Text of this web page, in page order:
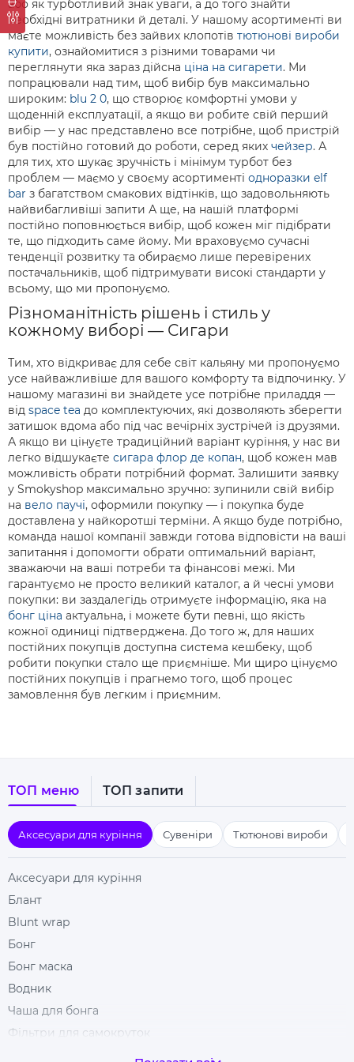
або як турботливий знак уваги, а до того знайти
необхідні витратники й деталі. У нашому асортименті ви
маєте можливість без зайвих клопотів тютюнові вироби
купити, ознайомитися з різними товарами чи
переглянути яка зараз дійсна ціна на сигарети. Ми
попрацювали над тим, щоб вибір був максимально
широким: blu 2 0, що створює комфортні умови у
щоденній експлуатації, а якщо ви робите свій перший
вибір — у нас представлено все потрібне, щоб пристрій
був постійно готовий до роботи, серед яких чейзер. А
для тих, хто шукає зручність і мінімум турбот без
проблем — маємо у своєму асортименті одноразки elf
bar з багатством смакових відтінків, що задовольняють
найвибагливіші запити А ще, на нашій платформі
постійно поповнюється вибір, щоб кожен міг підібрати
те, що підходить саме йому. Ми враховуємо сучасні
тенденції розвитку та обираємо лише перевірених
постачальників, щоб підтримувати високі стандарти у
всьому, що ми пропонуємо.
Різноманітність рішень і стиль у
кожному виборі — Сигари
Тим, хто відкриває для себе світ кальяну ми пропонуємо
усе найважливіше для вашого комфорту та відпочинку. У
нашому магазині ви знайдете усе потрібне приладдя —
від space tea до комплектуючих, які дозволяють зберегти
затишок вдома або під час вечірніх зустрічей із друзями.
А якщо ви цінуєте традиційний варіант куріння, у нас ви
легко відшукаєте сигара флор де копан, щоб кожен мав
можливість обрати потрібний формат. Залишити заявку
у Smokyshop максимально зручно: зупинили свій вибір
на вело паучі, оформили покупку — і покупка буде
доставлена у найкоротші терміни. А якщо буде потрібно,
команда нашої компанії завжди готова відповісти на ваші
запитання і допомогти обрати оптимальний варіант,
зважаючи на ваші потреби та фінансові межі. Ми
гарантуємо не просто великий каталог, а й чесні умови
покупки: ви заздалегідь отримуєте інформацію, яка на
бонг ціна актуальна, і можете бути певні, що якість
кожної одиниці підтверджена. До того ж, для наших
постійних покупців доступна система кешбеку, щоб
робити покупки стало ще приємніше. Ми щиро цінуємо
постійних покупців і прагнемо того, щоб процес
замовлення був легким і приємним.
ТОП меню ТОП запити
Аксесуари для куріння Сувеніри Тютюнові вироби
Аксесуари для куріння
Блант
Blunt wrap
Бонг
Бонг маска
Водник
Чаша для бонга
Фільтри для самокруток